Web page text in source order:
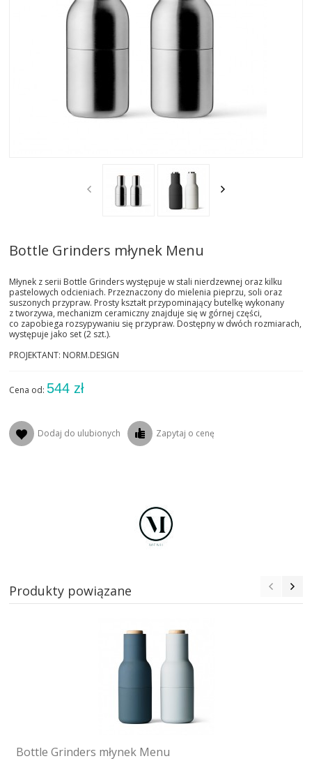
AKTUALNOSCI
STREFA-PROJEKTANTA
INSPIRACJE
Bottle Grinders młynek Menu
Młynek z serii Bottle Grinders występuje w stali nierdzewnej oraz kilku
pastelowych odcieniach. Przeznaczony do mielenia pieprzu, soli oraz
suszonych przypraw. Prosty kształt przypominający butelkę wykonany
z tworzywa, mechanizm ceramiczny znajduje się w górnej części,
co zapobiega rozsypywaniu się przypraw. Dostępny w dwóch rozmiarach,
występuje jako set (2 szt.).
PROJEKTANT: NORM.DESIGN
Cena od: 544 zł
Dodaj do ulubionych Zapytaj o cenę
Produkty powiązane
Bottle Grinders młynek Menu